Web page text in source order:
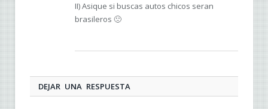
II) Asique si buscas autos chicos seran
brasileros 🙁
DEJAR UNA RESPUESTA